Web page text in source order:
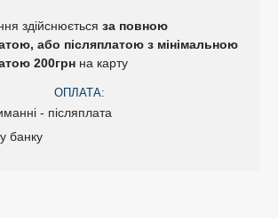
здійснюється за повною
або післяплатою з мінімальною
200грн на карту
ОПЛАТА:
- післяплата
банку